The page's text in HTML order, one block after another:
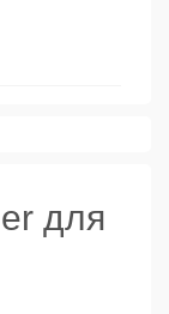
для